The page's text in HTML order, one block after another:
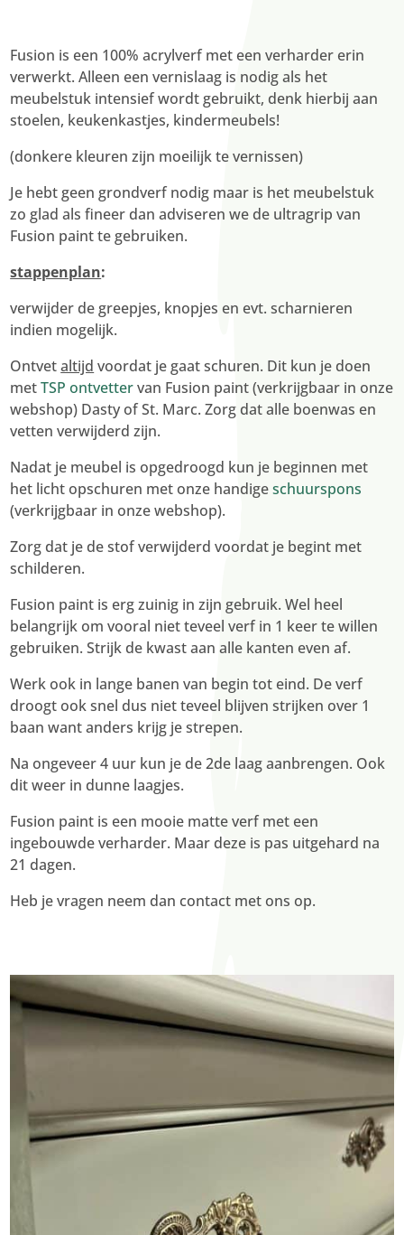
Fusion is een 100% acrylverf met een verharder erin
verwerkt. Alleen een vernislaag is nodig als het
meubelstuk intensief wordt gebruikt, denk hierbij aan
stoelen, keukenkastjes, kindermeubels!
(donkere kleuren zijn moeilijk te vernissen)
Je hebt geen grondverf nodig maar is het meubelstuk
zo glad als fineer dan adviseren we de ultragrip van
Fusion paint te gebruiken.
stappenplan:
verwijder de greepjes, knopjes en evt. scharnieren
indien mogelijk.
Ontvetaltijd voordat je gaat schuren. Dit kun je doen
metTSP ontvettervan Fusion paint (verkrijgbaar in onze
webshop) Dasty of St. Marc. Zorg dat alle boenwas en
vetten verwijderd zijn.
Nadat je meubel is opgedroogd kun je beginnen met
het licht opschuren met onze handigeschuurspons
(verkrijgbaar in onze webshop).
Zorg dat je de stof verwijderd voordat je begint met
schilderen.
Fusion paint is erg zuinig in zijn gebruik. Wel heel
belangrijk om vooral niet teveel verf in 1 keer te willen
gebruiken. Strijk de kwast aan alle kanten even af.
Werk ook in lange banen van begin tot eind. De verf
droogt ook snel dus niet teveel blijven strijken over 1
baan want anders krijg je strepen.
Na ongeveer 4 uur kun je de 2de laag aanbrengen. Ook
dit weer in dunne laagjes.
Fusion paint is een mooie matte verf met een
ingebouwde verharder. Maar deze is pas uitgehard na
21 dagen.
Heb je vragen neem dan contact met ons op.